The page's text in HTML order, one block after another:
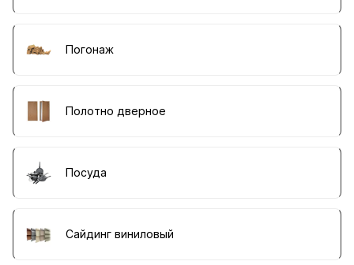
Погонаж
Полотно дверное
Посуда
Сайдинг виниловый